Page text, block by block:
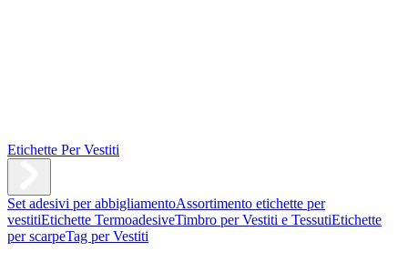
Etichette Per Vestiti
Set adesivi per abbigliamentoAssortimento etichette per
vestitiEtichette TermoadesiveTimbro per Vestiti e TessutiEtichette
per scarpeTag per Vestiti